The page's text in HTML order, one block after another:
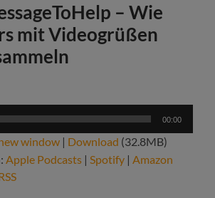
– Wie
mit Videogrüßen
00:00
window | Download (32.8MB)
Apple Podcasts |Spotify |Amazon